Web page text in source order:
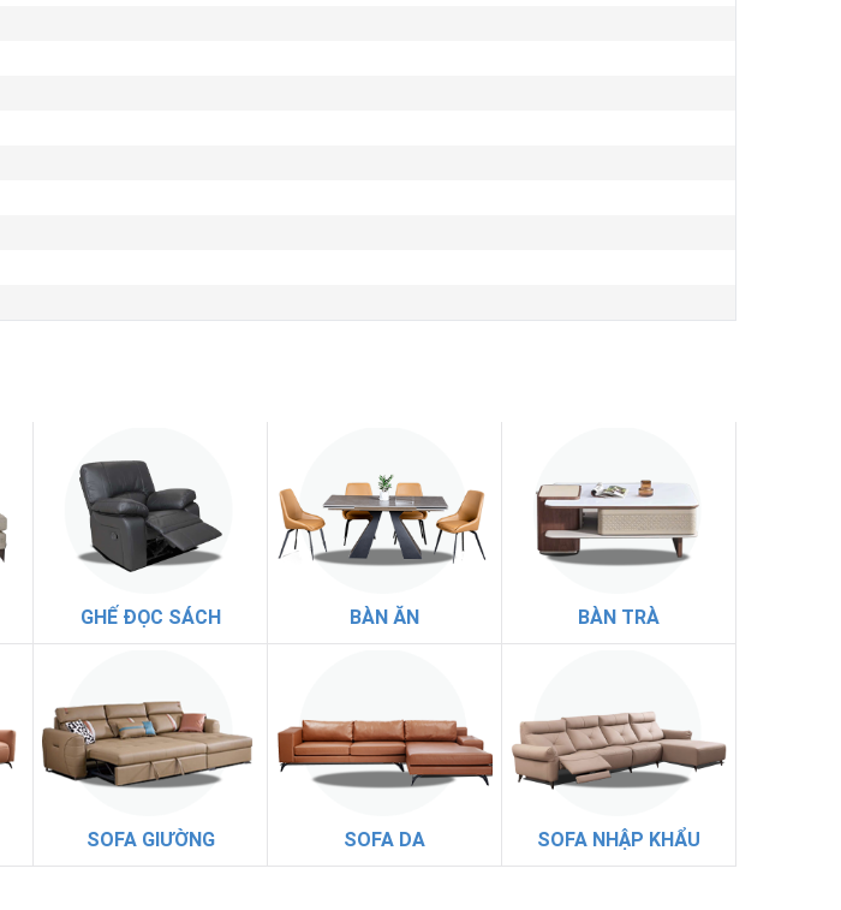
GHẾ ĐỌC SÁCH BÀN ĂN BÀN TRÀ
SOFA GIƯỜNG SOFA DA SOFA NHẬP KHẨU